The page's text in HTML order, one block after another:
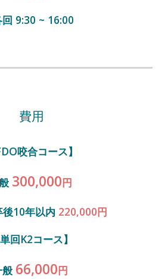
回 9:30 ~ 16:00
費用
咬合コース】
300,000円
10年以内 220,000円
単回K2コース】
66,000円